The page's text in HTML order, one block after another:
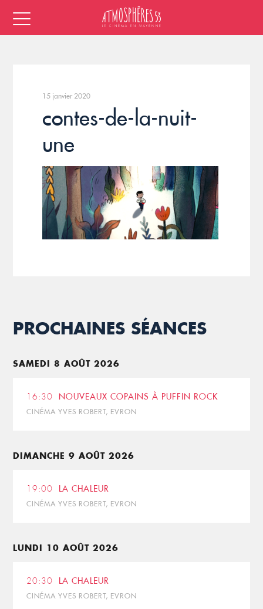
15 janvier 2020
contes-de-la-nuit-
une
PROCHAINES SÉANCES
SAMEDI 8 AOÛT 2026
16:30 NOUVEAUX COPAINS À PUFFIN ROCK
CINÉMA YVES ROBERT, EVRON
DIMANCHE 9 AOÛT 2026
19:00 LA CHALEUR
CINÉMA YVES ROBERT, EVRON
LUNDI 10 AOÛT 2026
20:30 LA CHALEUR
CINÉMA YVES ROBERT, EVRON